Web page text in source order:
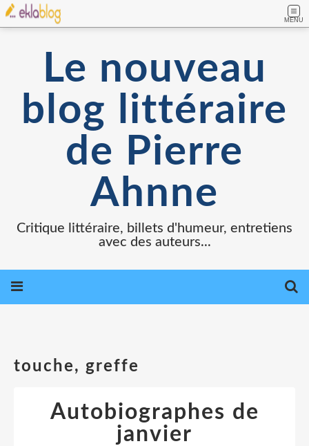
MENU
Le nouveau
blog littéraire
de Pierre
Ahnne
Critique littéraire, billets d'humeur, entretiens
avec des auteurs...
touche, greffe
Autobiographes de
janvier